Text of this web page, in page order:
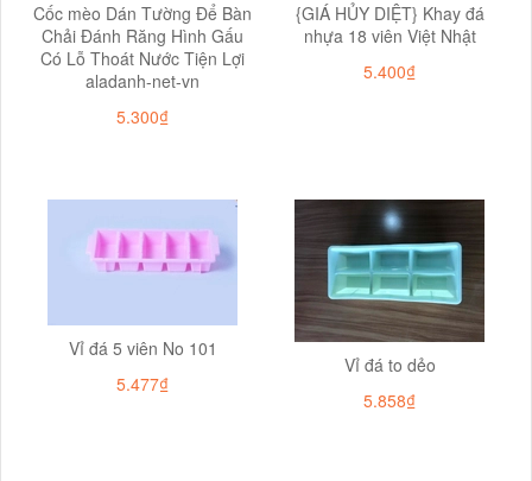
Cốc mèo Dán Tường Để Bàn
Chải Đánh Răng Hình Gấu
Có Lỗ Thoát Nước Tiện Lợi
aladanh-net-vn
5.300₫
{GIÁ HỦY DIỆT} Khay đá
nhựa 18 viên Việt Nhật
5.400₫
Vỉ đá 5 viên No 101
5.477₫
Vỉ đá to dẻo
5.858₫